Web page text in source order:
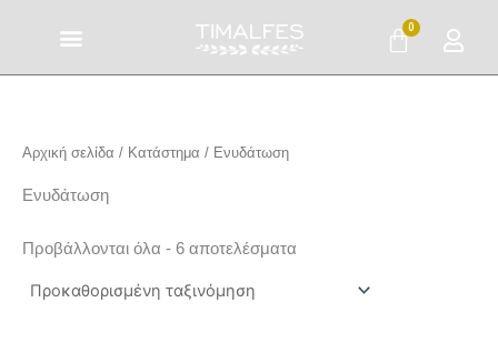
0
Cart
Αρχική σελίδα / Κατάστημα / Ενυδάτωση
Ενυδάτωση
Προβάλλονται όλα - 6 αποτελέσματα